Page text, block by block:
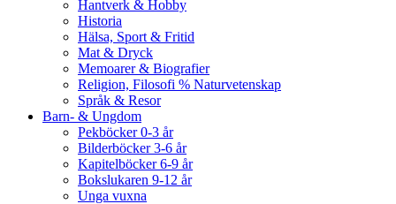
Hantverk & Hobby
Historia
Hälsa, Sport & Fritid
Mat & Dryck
Memoarer & Biografier
Religion, Filosofi % Naturvetenskap
Språk & Resor
Barn- & Ungdom
Pekböcker 0-3 år
Bilderböcker 3-6 år
Kapitelböcker 6-9 år
Bokslukaren 9-12 år
Unga vuxna